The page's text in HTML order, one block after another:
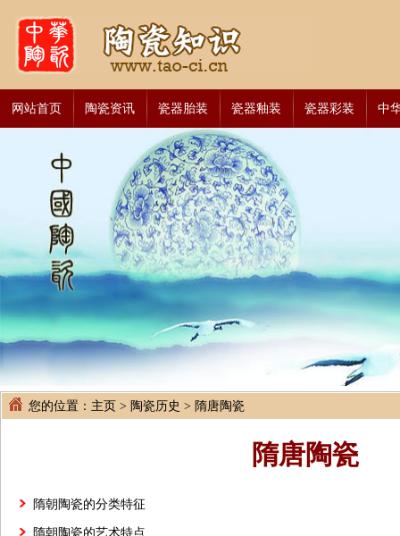
网站首页 陶瓷资讯 瓷器胎装 瓷器釉装 瓷器彩装 中
您的位置： 主页 > 陶瓷历史 > 隋唐陶瓷
隋唐陶瓷
隋朝陶瓷的分类特征
隋朝陶瓷的艺术特点